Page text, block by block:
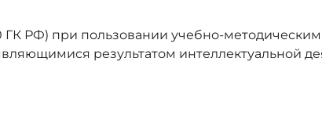
ГК РФ) при пользовании учебно-
результатом интеллектуальной